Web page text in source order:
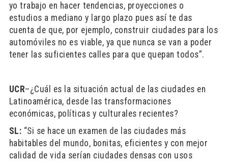
yo trabajo en hacer tendencias, proyecciones o
estudios a mediano y largo plazo pues así te das
cuenta de que, por ejemplo, construir ciudades para los
automóviles no es viable, ya que nunca se van a poder
tener las suficientes calles para que quepan todos”.
UCR–¿Cuál es la situación actual de las ciudades en
Latinoamérica, desde las transformaciones
económicas, políticas y culturales recientes?
SL: “Si se hace un examen de las ciudades más
habitables del mundo, bonitas, eficientes y con mejor
calidad de vida serían ciudades densas con usos